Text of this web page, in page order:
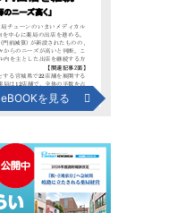
eBOOKを見る